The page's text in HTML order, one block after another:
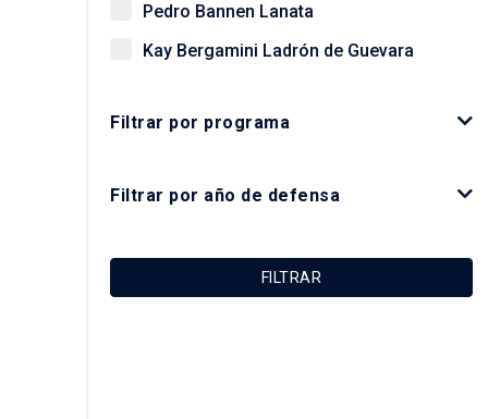
Pedro Bannen Lanata
Kay Bergamini Ladrón de Guevara
Óscar Figueroa Monsalve
Macarena Ibarra Alonso
Christian Matus Madrid
Filtrar por programa
Filtrar por año de defensa
FILTRAR